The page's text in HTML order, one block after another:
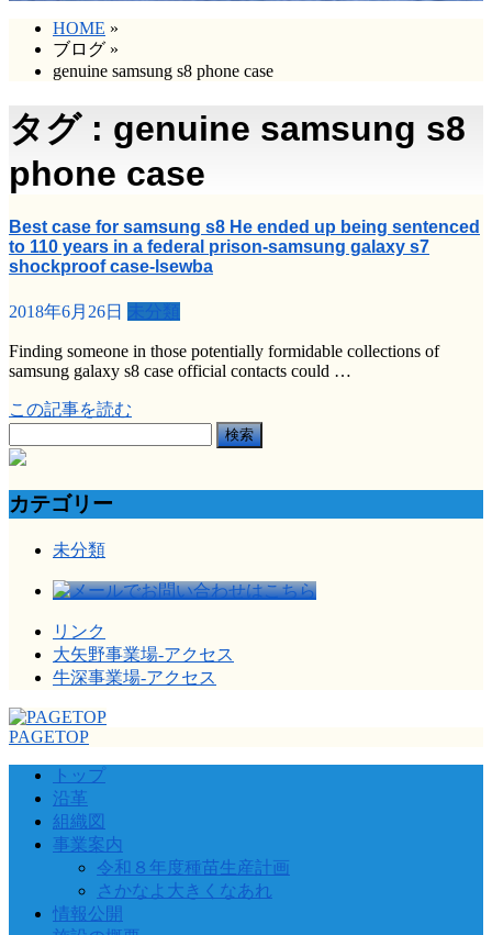
HOME »
ブログ »
genuine samsung s8 phone case
タグ : genuine samsung s8
phone case
Best case for samsung s8 He ended up being sentenced
to 110 years in a federal prison-samsung galaxy s7
shockproof case-lsewba
2018年6月26日 未分類
Finding someone in those potentially formidable collections of
samsung galaxy s8 case official contacts could …
この記事を読む
索:
カテゴリー
未分類
リンク
大矢野事業場-アクセス
牛深事業場-アクセス
PAGETOP
トップ
沿革
組織図
事業案内
令和８年度種苗生産計画
さかなよ大きくなあれ
情報公開